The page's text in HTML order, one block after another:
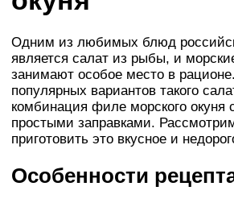
Одним из любимых блюд
является салат из рыбы, и
занимают особое место в
популярных вариантов такого
комбинация филе морского окуня
простыми заправками.
приготовить это вкусное и
Особенности